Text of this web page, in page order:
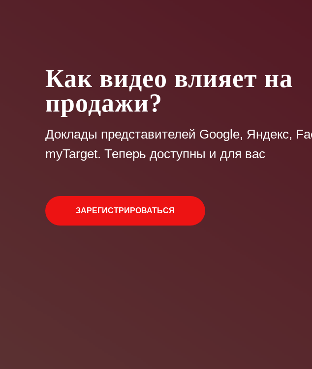
Как видео влияет на
продажи?
Доклады представителей Google, Яндекс,
myTarget. Теперь доступны и для вас
ЗАРЕГИСТРИРОВАТЬСЯ